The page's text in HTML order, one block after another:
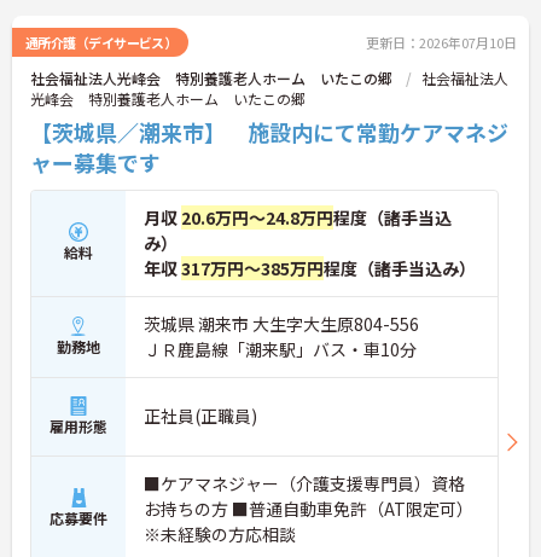
通所介護（デイサービス） 更新日：2026年07月10日
社会福祉法人光峰会 特別養護老人ホーム いたこの郷
社会福祉法人
光峰会 特別養護老人ホーム いたこの郷
【茨城県／潮来市】 施設内にて常勤ケアマネジ
ャー募集です
給料
月収 20.6万円～24.8万円程度（諸手当込
み）
年収317万円～385万円程度（諸手当込み）
勤務地
茨城県 潮来市 大生字大生原804-556
ＪＲ鹿島線「潮来駅」バス・車10分
雇用形態 正社員(正職員)
応募要件
■ケアマネジャー（介護支援専門員）資格
お持ちの方 ■普通自動車免許（AT限定可）
※未経験の方応相談